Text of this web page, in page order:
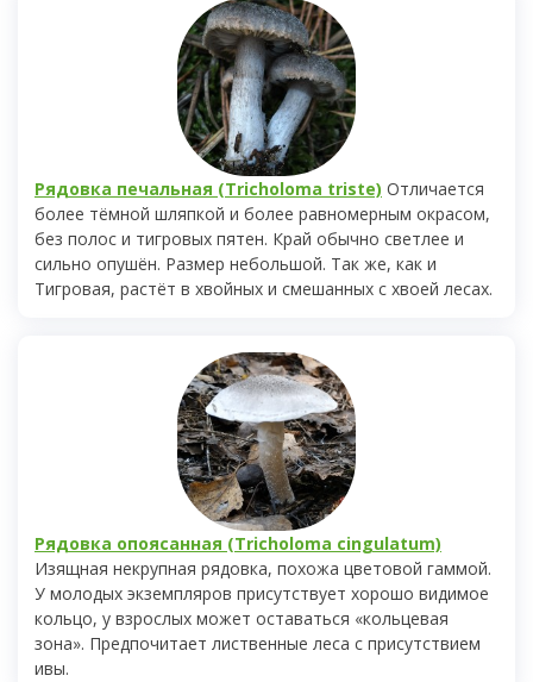
Рядовка печальная (Tricholoma triste) Отличается
более тёмной шляпкой и более равномерным окрасом,
без полос и тигровых пятен. Край обычно светлее и
сильно опушён. Размер небольшой. Так же, как и
Тигровая, растёт в хвойных и смешанных с хвоей лесах.
Рядовка опоясанная (Tricholoma cingulatum)
Изящная некрупная рядовка, похожа цветовой гаммой.
У молодых экземпляров присутствует хорошо видимое
кольцо, у взрослых может оставаться «кольцевая
зона». Предпочитает лиственные леса с присутствием
ивы.